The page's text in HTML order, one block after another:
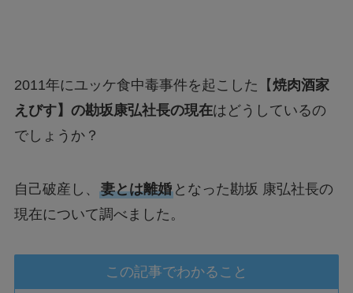
2011年にユッケ食中毒事件を起こした【焼肉酒家
えびす】の勘坂康弘社長の現在はどうしているの
でしょうか？
自己破産し、 妻とは離婚となった勘坂 康弘社長の
現在について調べました。
この記事でわかること